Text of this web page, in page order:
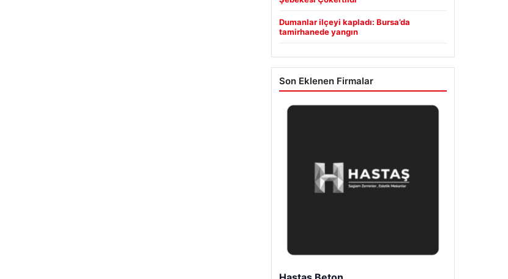
Dumanlar ilçeyi kapladı: Bursa’da
tamirhanede yangın
Son Eklenen Firmalar